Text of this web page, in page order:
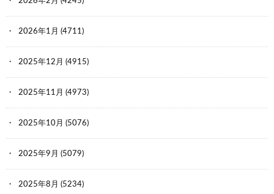
2026年1月 (4711)
2025年12月 (4915)
2025年11月 (4973)
2025年10月 (5076)
2025年9月 (5079)
2025年8月 (5234)